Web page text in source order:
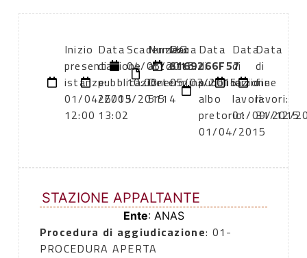
Inizio
presentazione
istanze:
01/04/2015
12:00
Data
di
pubblicazione:
26/03/2015
13:02
Scadenza:
04/05/2015
10:00
Numero
atto:
Determina
5114
Data
atto:
05/03/2015
CIG:
6169266F57
Data
di
pubblicazione
albo
pretorio:
01/04/2015
Data
di
inizio
lavori:
01/09/2015
Data
di
fine
lavori:
31/12/
STAZIONE APPALTANTE
Ente: ANAS
Procedura di aggiudicazione: 01-
PROCEDURA APERTA